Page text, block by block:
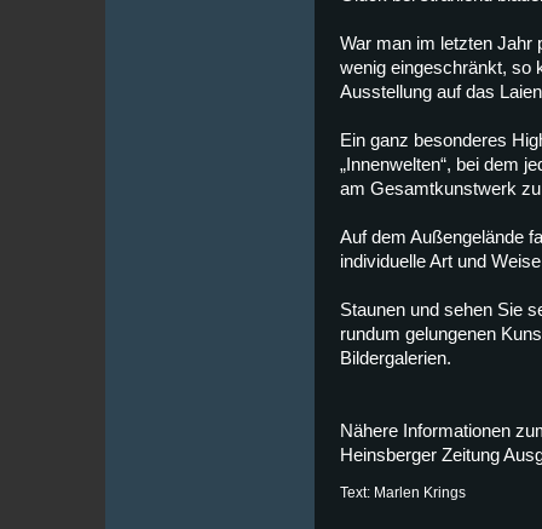
War man im letzten Jahr
wenig eingeschränkt, so
Ausstellung auf das
Ein ganz besonderes
„Innenwelten“, bei dem
am Gesamtkunstwerk
Auf dem Außengelände
individuelle Art und
Staunen und sehen Sie
rundum gelungenen
Bildergalerien.
Nähere Informationen
Heinsberger Zeitung
Text: Marlen Krings